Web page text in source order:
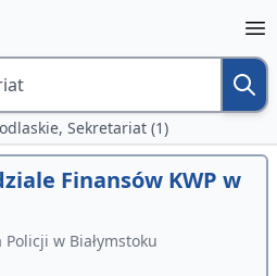
Sekretariat (1)
Finansów KWP w
w Białymstoku